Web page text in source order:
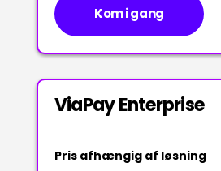
Kom i gang
ViaPay Enterprise
Pris afhængig af løsning